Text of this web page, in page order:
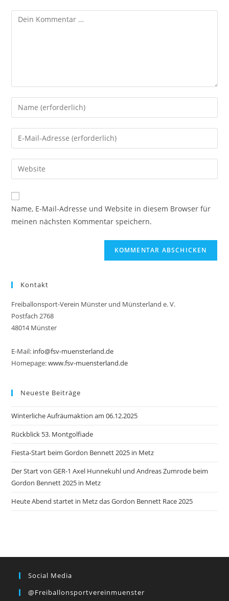
Kommentar
Gib
deinen
Namen
oder
zum
Kommentieren
ein
Gib
deine
E-
Mail-
zum
Kommentieren
ein
Gib
deine
Website-
URL
Name, E-Mail-Adresse und Website in diesem Browser für
meinen nächsten Kommentar speichern.
Kontakt
Freiballonsport-Verein Münster und Münsterland e. V.
Postfach 2768
48014 Münster
E-Mail: info@fsv-muensterland.de
Homepage:www.fsv-muensterland.de
Neueste Beiträge
Winterliche Aufräumaktion am 06.12.2025
Rückblick 53. Montgolfiade
Fiesta-Start beim Gordon Bennett 2025 in Metz
Der Start von GER-1 Axel Hunnekuhl und Andreas Zumrode beim
Gordon Bennett 2025 in Metz
Heute Abend startet in Metz das Gordon Bennett Race 2025
Social Media
@freiballonsportvereinmuenster